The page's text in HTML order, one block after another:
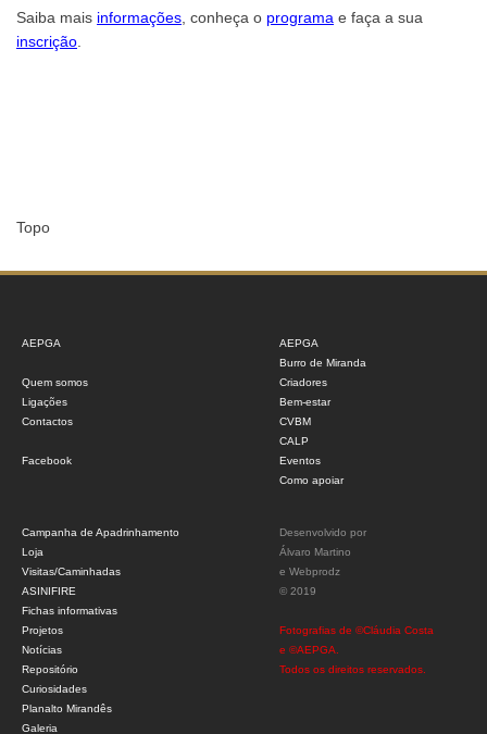
Saiba mais informações , conheça o programa e faça a sua
inscrição
Topo
AEPGA
Quem somos
Ligações
Contactos
Facebook
AEPGA
Burro de Miranda
Criadores
Bem-estar
CVBM
CALP
Eventos
Como apoiar
Campanha de Apadrinhamento
Loja
Visitas/Caminhadas
ASINIFIRE
Fichas informativas
Projetos
Notícias
Repositório
Curiosidades
Planalto Mirandês
Galeria
Desenvolvido por
Álvaro Martino
e Webprodz
© 2019
Fotografias de ©Cláudia Costa
e ©AEPGA.
Todos os direitos reservados.